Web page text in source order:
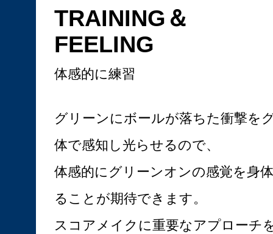
TRAINING＆
FEELING
体感的に練習
グリーンにボールが落ちた衝撃を
体で感知し光らせるので、
体感的にグリーンオンの感覚を身
ることが期待できます。
スコアメイクに重要なアプローチ